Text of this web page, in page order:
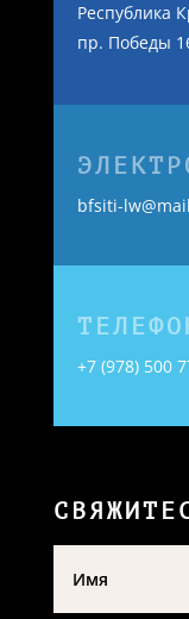
Республика
пр. Победы
bfsiti-
+7 (978) 500